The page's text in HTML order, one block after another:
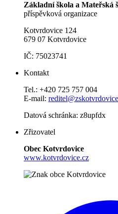
Základní škola a Mateřská
příspěvková organizace
Kotvrdovice 124
679 07 Kotvrdovice
IČ: 75023741
Kontakt
Tel.: +420 725 757 004
E-mail:
Datová schránka: z8upfdx
Zřizovatel
Obec Kotvrdovice
www.kotvrdovice.cz